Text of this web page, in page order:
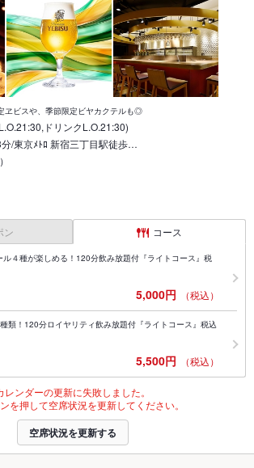
ヱビスや、季節限定ビヤカクテルも◎
ドリンクL.O.21:30)
/東京ﾒﾄﾛ 新宿三丁目駅徒歩…
ン コース
４種が楽しめる！120分飲み放題付『ライトコース』税
5,000円 （税込）
類！120分ロイヤリティ飲み放題付『ライトコース』税込
5,500円 （税込）
レンダーの更新に失敗しました。
を押して空席状況を更新してください。
空席状況を更新する